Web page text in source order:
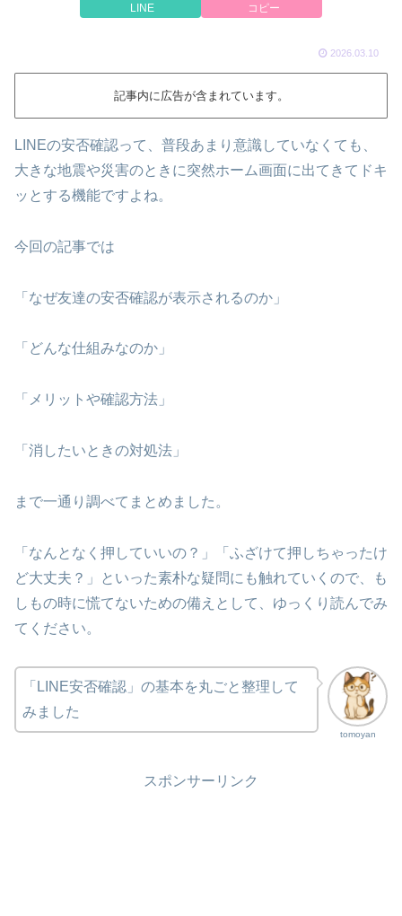
LINE コピー
2026.03.10
記事内に広告が含まれています。
LINEの安否確認って、普段あまり意識していなくても、
大きな地震や災害のときに突然ホーム画面に出てきてドキ
ッとする機能ですよね。
今回の記事では
「なぜ友達の安否確認が表示されるのか」
「どんな仕組みなのか」
「メリットや確認方法」
「消したいときの対処法」
まで一通り調べてまとめました。
「なんとなく押していいの？」「ふざけて押しちゃったけ
ど大丈夫？」といった素朴な疑問にも触れていくので、も
しもの時に慌てないための備えとして、ゆっくり読んでみ
てください。
tomoyan
「LINE安否確認」の基本を丸ごと整理して
みました
スポンサーリンク